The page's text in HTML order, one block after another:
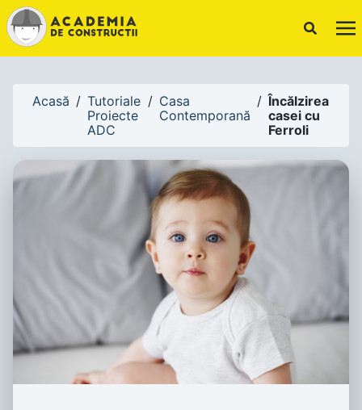
!-- Canonical URL -->
Acasă / Tutoriale
Proiecte
ADC
/ Casa
Contemporană
/ Încălzirea
casei cu
Ferroli